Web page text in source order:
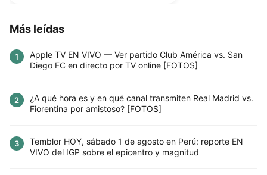
Más leídas
1
Apple TV EN VIVO — Ver partido Club América vs. San
Diego FC en directo por TV online [FOTOS]
2
¿A qué hora es y en qué canal transmiten Real Madrid vs.
Fiorentina por amistoso? [FOTOS]
3
Temblor HOY, sábado 1 de agosto en Perú: reporte EN
VIVO del IGP sobre el epicentro y magnitud